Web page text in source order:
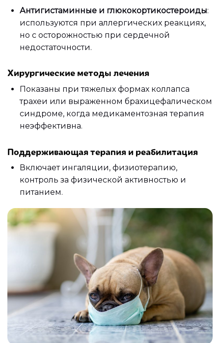
Антигистаминные и глюкокортикостероиды:
используются при аллергических реакциях,
но с осторожностью при сердечной
недостаточности.
Хирургические методы лечения
Показаны при тяжелых формах коллапса
трахеи или выраженном брахицефалическом
синдроме, когда медикаментозная терапия
неэффективна.
Поддерживающая терапия и реабилитация
Включает ингаляции, физиотерапию,
контроль за физической активностью и
питанием.